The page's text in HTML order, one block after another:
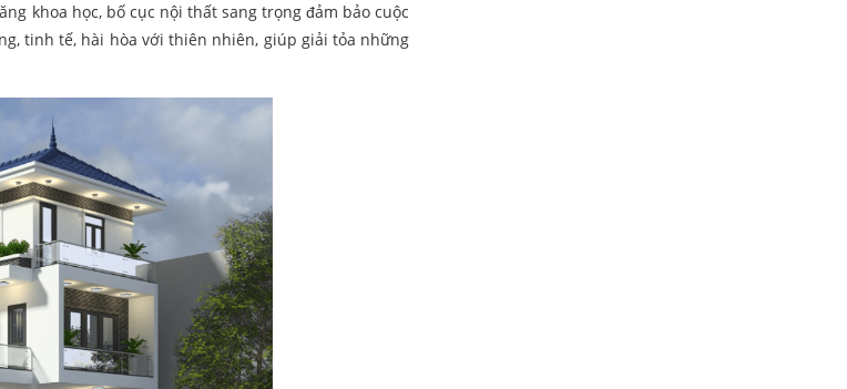
khoa học, bố cục nội thất sang trọng đảm bảo cuộc
tinh tế, hài hòa với thiên nhiên, giúp giải tỏa những